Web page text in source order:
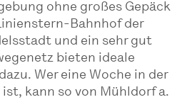
ohne großes Gepäck
Bahnhof der
und ein sehr gut
bieten ideale
Wer eine Woche in der
kann so von Mühldorf a.